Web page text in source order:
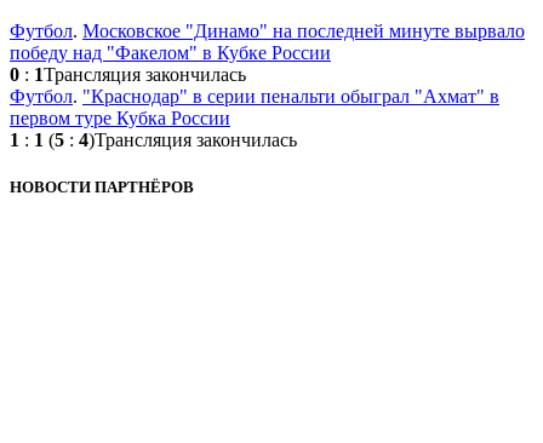
Футбол. Московское "Динамо" на последней минуте вырвало
победу над "Факелом" в Кубке России
0 : 1Трансляция закончилась
Футбол. "Краснодар" в серии пенальти обыграл "Ахмат" в
первом туре Кубка России
1 : 1 (5 : 4)Трансляция закончилась
НОВОСТИ ПАРТНЁРОВ